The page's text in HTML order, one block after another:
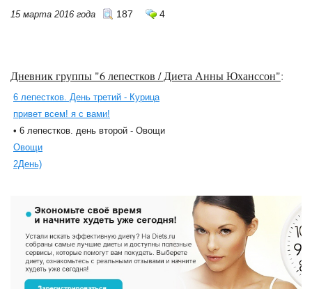
15 марта 2016 года 187 4
Дневник группы "6 лепестков / Диета Анны Юханссон":
6 лепестков. День третий - Курица
привет всем! я с вами!
• 6 лепестков. день второй - Овощи
Овощи
2День)